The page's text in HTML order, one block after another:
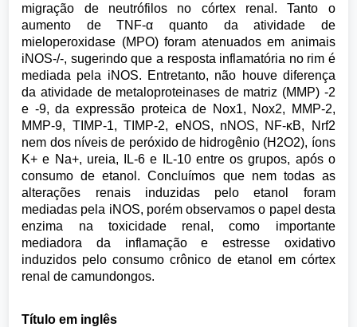
migração de neutrófilos no córtex renal. Tanto o
aumento de TNF-α quanto da atividade de
mieloperoxidase (MPO) foram atenuados em animais
iNOS-/-, sugerindo que a resposta inflamatória no rim é
mediada pela iNOS. Entretanto, não houve diferença
da atividade de metaloproteinases de matriz (MMP) -2
e -9, da expressão proteica de Nox1, Nox2, MMP-2,
MMP-9, TIMP-1, TIMP-2, eNOS, nNOS, NF-κB, Nrf2
nem dos níveis de peróxido de hidrogênio (H2O2), íons
K+ e Na+, ureia, IL-6 e IL-10 entre os grupos, após o
consumo de etanol. Concluímos que nem todas as
alterações renais induzidas pelo etanol foram
mediadas pela iNOS, porém observamos o papel desta
enzima na toxicidade renal, como importante
mediadora da inflamação e estresse oxidativo
induzidos pelo consumo crônico de etanol em córtex
renal de camundongos.
Título em inglês